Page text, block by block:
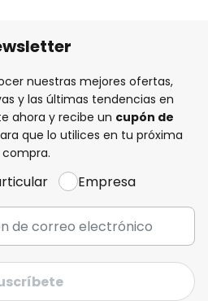
nuestras mejores ofertas,
y las últimas tendencias en
ahora y recibe un cupón de
que lo utilices en tu próxima
compra.
Empresa